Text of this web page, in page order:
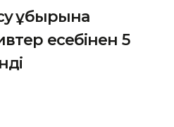
құбырына
есебінен 5